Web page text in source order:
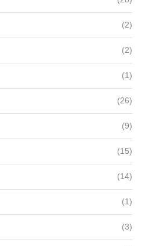
(2)
(2)
(1)
(26)
(9)
(15)
(14)
(1)
(3)